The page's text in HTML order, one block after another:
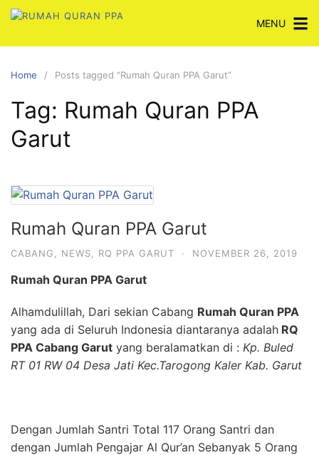
Skip
content
MENU
Home Posts tagged “Rumah Quran PPA Garut”
Tag: Rumah Quran PPA
Garut
Rumah Quran PPA Garut
CABANG NEWS RQ PPA GARUT · NOVEMBER 26, 2019
Rumah Quran PPA Garut
Alhamdulillah, Dari sekian Cabang Rumah Quran PPA
yang ada di Seluruh Indonesia diantaranya adalah RQ
PPA Cabang Garut yang beralamatkan di : Kp. Buled
RT 01 RW 04 Desa Jati Kec.Tarogong Kaler Kab. Garut
Dengan Jumlah Santri Total 117 Orang Santri dan
dengan Jumlah Pengajar Al Qur’an Sebanyak 5 Orang